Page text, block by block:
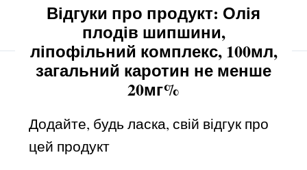
Відгуки про продукт: Олія
плодів шипшини,
ліпофільний комплекс, 100мл,
загальний каротин не менше
20мг%
Додайте, будь ласка, свій відгук про
цей продукт